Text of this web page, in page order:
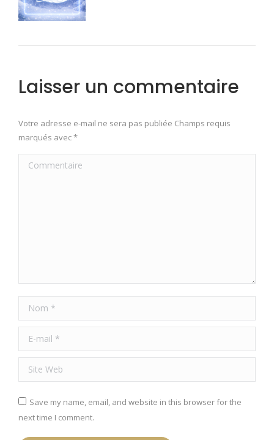
Laisser un commentaire
Votre adresse e-mail ne sera pas publiée Champs requis
marqués avec*
Commentaire
Nom *
E-mail *
Site Web
Save my name, email, and website in this browser for the
next time I comment.